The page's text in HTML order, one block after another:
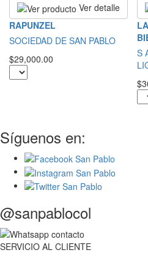
Ver detalle
RAPUNZEL
SOCIEDAD DE SAN PABLO
$29,000.00
S
Síguenos en:
@sanpablocol
SERVICIO AL CLIENTE